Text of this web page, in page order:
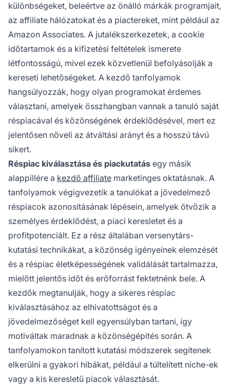
különbségeket, beleértve az önálló márkák programjait,
az affiliate hálózatokat és a piactereket, mint például az
Amazon Associates. A jutalékszerkezetek, a cookie
időtartamok és a kifizetési feltételek ismerete
létfontosságú, mivel ezek közvetlenül befolyásolják a
kereseti lehetőségeket. A kezdő tanfolyamok
hangsúlyozzák, hogy olyan programokat érdemes
választani, amelyek összhangban vannak a tanuló saját
réspiacával és közönségének érdeklődésével, mert ez
jelentősen növeli az átváltási arányt és a hosszú távú
sikert.
Réspiac kiválasztása és piackutatás egy másik
alappillére a kezdő affiliate marketinges oktatásnak. A
tanfolyamok végigvezetik a tanulókat a jövedelmező
réspiacok azonosításának lépésein, amelyek ötvözik a
személyes érdeklődést, a piaci keresletet és a
profitpotenciált. Ez a rész általában versenytárs-
kutatási technikákat, a közönség igényeinek elemzését
és a réspiac életképességének validálását tartalmazza,
mielőtt jelentős időt és erőforrást fektetnénk bele. A
kezdők megtanulják, hogy a sikeres réspiac
kiválasztásához az elhivatottságot és a
jövedelmezőséget kell egyensúlyban tartani, így
motiváltak maradnak a közönségépítés során. A
tanfolyamokon tanított kutatási módszerek segítenek
elkerülni a gyakori hibákat, például a túltelített niche-ek
vagy a kis keresletű piacok választását.